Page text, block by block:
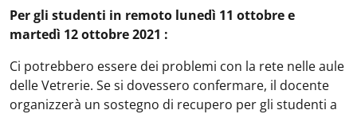
Per gli studenti in remoto lunedì 11 ottobre e
martedì 12 ottobre 2021 :
Ci potrebbero essere dei problemi con la rete nelle aule
delle Vetrerie. Se si dovessero confermare, il docente
organizzerà un sostegno di recupero per gli studenti a